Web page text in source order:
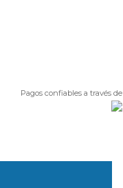
Pagos confiables a través de